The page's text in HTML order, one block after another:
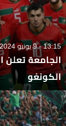
13:15 - 9 يونيو 2024
الجامعة تعلن
الكونغو